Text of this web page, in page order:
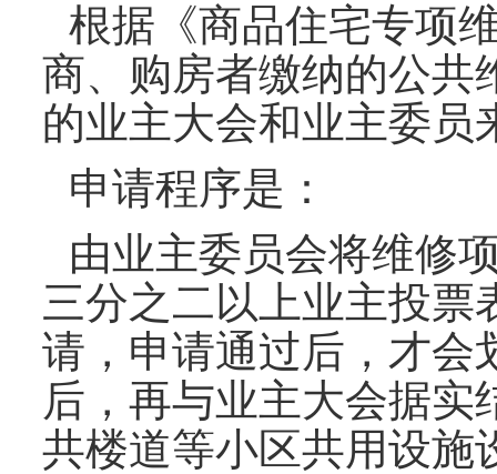
根据《商品住宅专项
商、购房者缴纳的公共
的业主大会和业主委员
申请程序是：
由业主委员会将维修
三分之二以上业主投票
请，申请通过后，才会
后，再与业主大会据
共楼道等小区共用设施